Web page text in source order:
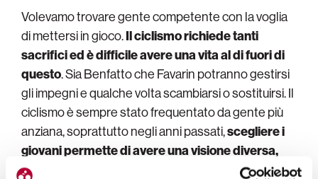
Volevamo trovare gente competente con la voglia
di mettersi in gioco.Il ciclismo richiede tanti
sacrifici ed è difficile avere una vita al di fuori di
questo. Sia Benfatto che Favarin potranno gestirsi
gli impegni e qualche volta scambiarsi o sostituirsi. Il
ciclismo è sempre stato frequentato da gente più
anziana, soprattutto negli anni passati,scegliere i
giovani permette di avere una visione diversa,
improntata al futuro